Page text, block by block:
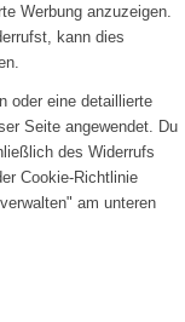
Werbung anzuzeigen.
kann dies
oder eine detaillierte
Seite angewendet. Du
des Widerrufs
Cookie-Richtlinie
am unteren